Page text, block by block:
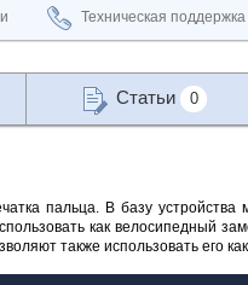
Техническая поддержка
Статьи 0
пальца. В базу устройства
как велосипедный
также использовать его